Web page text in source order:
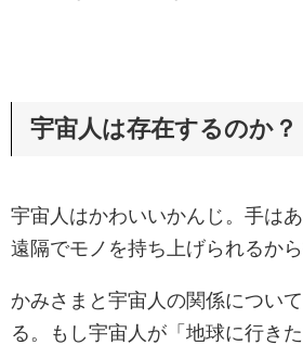
宇宙人は存在するのか？
宇宙人はかわいいかんじ。手はあ
遠隔でモノを持ち上げられるから
かみさまと宇宙人の関係につい
る。もし宇宙人が「地球に行き